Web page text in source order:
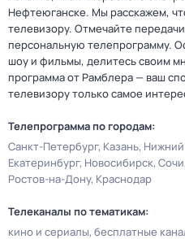
Нефтеюганске. Мы расскажем,
телевизору. Отмечайте
персональную телепрограмму.
шоу и фильмы, делитесь своим
программа от Рамблера — ваш
телевизору только самое
Телепрограмма по городам:
Санкт-Петербург Казань
Екатеринбург Новосибирск Сочи
Ростов-на-Дону Краснодар
Телеканалы по тематикам:
кино и сериалы бесплатные